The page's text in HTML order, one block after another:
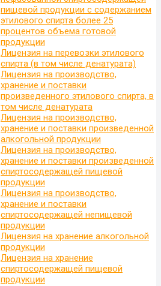
пищевой продукции с содержанием
этилового спирта более 25
процентов объема готовой
продукции
Лицензия на перевозки этилового
спирта (в том числе денатурата)
Лицензия на производство,
хранение и поставки
произведенного этилового спирта, в
том числе денатурата
Лицензия на производство,
хранение и поставки произведенной
алкогольной продукции
Лицензия на производство,
хранение и поставки произведенной
спиртосодержащей пищевой
продукции
Лицензия на производство,
хранение и поставки
спиртосодержащей непищевой
продукции
Лицензия на хранение алкогольной
продукции
Лицензия на хранение
спиртосодержащей пищевой
продукции